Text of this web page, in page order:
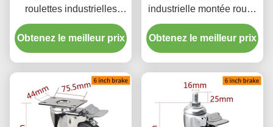
roulettes industrielles
enduit de chrome par
pivotement rigide et
freinage
Obtenez le meilleur prix
industrielle montée roues
de roulement 3 pouces
75mm 5723P-77
Obtenez le meilleur prix